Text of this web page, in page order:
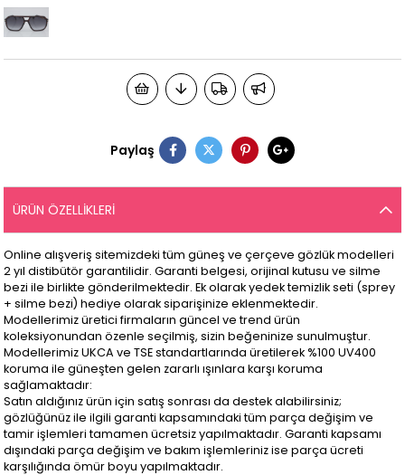
Paylaş
ÜRÜN ÖZELLIKLERI
Online alışveriş sitemizdeki tüm güneş ve çerçeve gözlük modelleri
2 yıl distibütör garantilidir. Garanti belgesi, orijinal kutusu ve silme
bezi ile birlikte gönderilmektedir. Ek olarak yedek temizlik seti (sprey
+ silme bezi) hediye olarak siparişinize eklenmektedir.
Modellerimiz üretici firmaların güncel ve trend ürün
koleksiyonundan özenle seçilmiş, sizin beğeninize sunulmuştur.
Modellerimiz UKCA ve TSE standartlarında üretilerek %100 UV400
koruma ile güneşten gelen zararlı ışınlara karşı koruma
sağlamaktadır:
Satın aldığınız ürün için satış sonrası da destek alabilirsiniz;
gözlüğünüz ile ilgili garanti kapsamındaki tüm parça değişim ve
tamir işlemleri tamamen ücretsiz yapılmaktadır. Garanti kapsamı
dışındaki parça değişim ve bakım işlemleriniz ise parça ücreti
karşılığında ömür boyu yapılmaktadır.